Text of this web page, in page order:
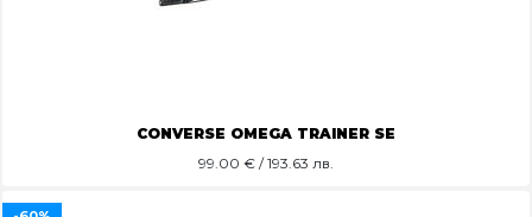
CONVERSE OMEGA TRAINER SE
99.00 € / 193.63 лв.